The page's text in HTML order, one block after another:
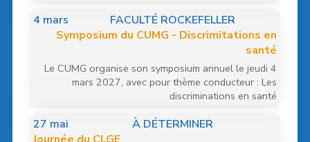
4mars
FACULTÉ ROCKEFELLER
Symposium du CUMG - Discrimitations en
santé
Le CUMG organise son symposium annuel le jeudi 4
mars 2027, avec pour thème conducteur : Les
discriminations en santé
27 mai
À DÉTERMINER